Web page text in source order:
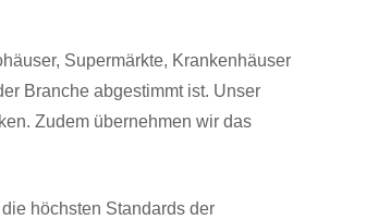
Supermärkte, Krankenhäuser
Branche abgestimmt ist. Unser
Zudem übernehmen wir das
höchsten Standards der